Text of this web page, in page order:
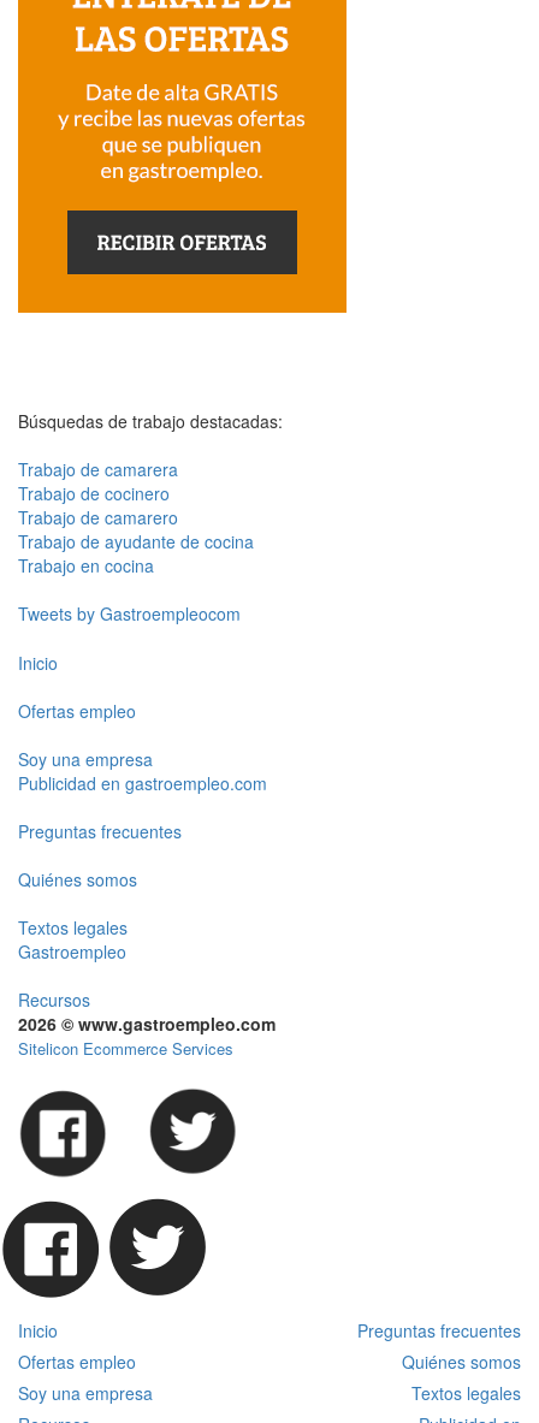
Búsquedas de trabajo destacadas:
Trabajo de camarera
Trabajo de cocinero
Trabajo de camarero
Trabajo de ayudante de cocina
Trabajo en cocina
Tweets by Gastroempleocom
Inicio
Ofertas empleo
Soy una empresa
Publicidad en gastroempleo.com
Preguntas frecuentes
Quiénes somos
Textos legales
Gastroempleo
Recursos
2026 © www.gastroempleo.com
Sitelicon Ecommerce Services
Inicio
Preguntas frecuentes
Ofertas empleo
Quiénes somos
Soy una empresa
Textos legales